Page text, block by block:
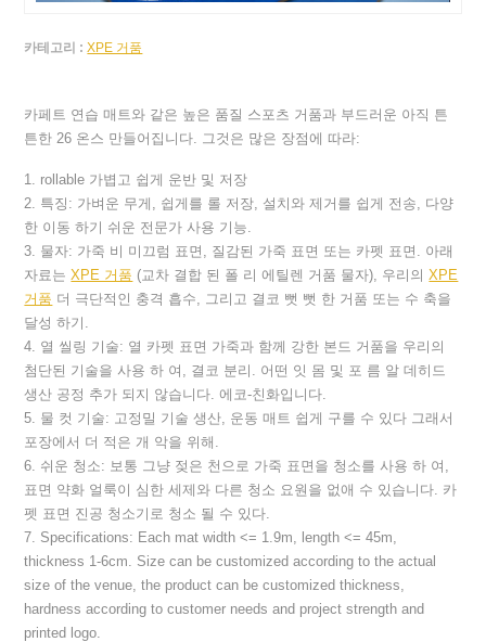
카테고리 : XPE 거품
카페트 연습 매트와 같은 높은 품질 스포츠 거품과 부드러운 아직 튼
튼한 26 온스 만들어집니다. 그것은 많은 장점에 따라:
1. rollable 가볍고 쉽게 운반 및 저장
2. 특징: 가벼운 무게, 쉽게를 롤 저장, 설치와 제거를 쉽게 전송, 다양
한 이동 하기 쉬운 전문가 사용 기능.
3. 물자: 가죽 비 미끄럼 표면, 질감된 가죽 표면 또는 카펫 표면. 아래
자료는XPE 거품 (교차 결합 된 폴 리 에틸렌 거품 물자), 우리의XPE
거품 더 극단적인 충격 흡수, 그리고 결코 뻣 뻣 한 거품 또는 수 축을
달성 하기.
4. 열 씰링 기술: 열 카펫 표면 가죽과 함께 강한 본드 거품을 우리의
첨단된 기술을 사용 하 여, 결코 분리. 어떤 잇 몸 및 포 름 알 데히드
생산 공정 추가 되지 않습니다. 에코-친화입니다.
5. 물 컷 기술: 고정밀 기술 생산, 운동 매트 쉽게 구를 수 있다 그래서
포장에서 더 적은 개 악을 위해.
6. 쉬운 청소: 보통 그냥 젖은 천으로 가죽 표면을 청소를 사용 하 여,
표면 약화 얼룩이 심한 세제와 다른 청소 요원을 없애 수 있습니다. 카
펫 표면 진공 청소기로 청소 될 수 있다.
7. Specifications: Each mat width <= 1.9m, length <= 45m,
thickness 1-6cm. Size can be customized according to the actual
size of the venue, the product can be customized thickness,
hardness according to customer needs and project strength and
printed logo.